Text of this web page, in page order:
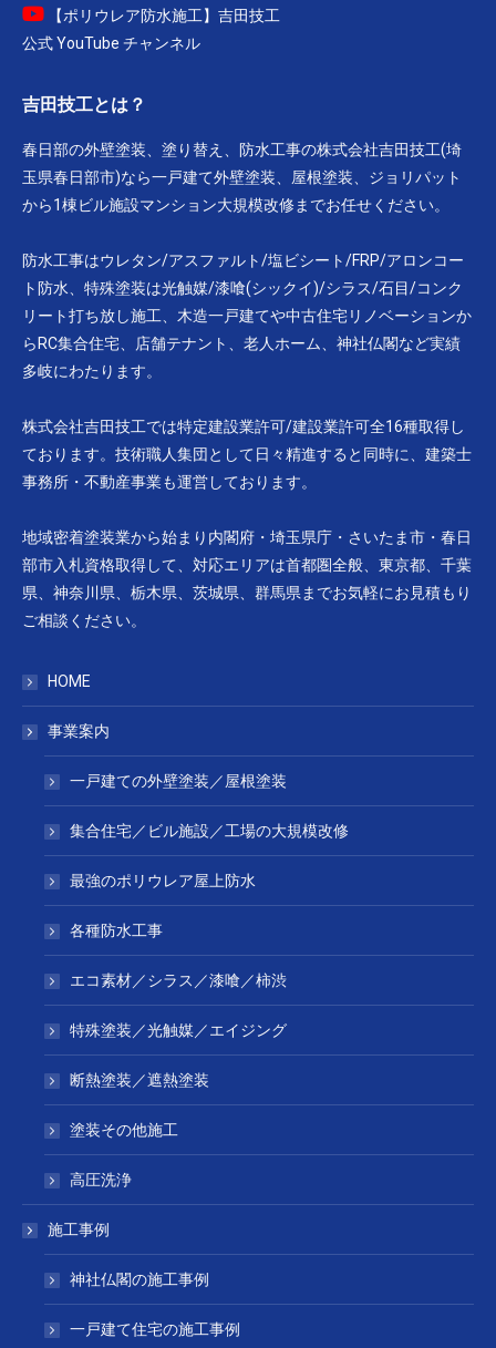
【ポリウレア防水施工】吉田技工
公式 YouTube チャンネル
吉田技工とは？
春日部の外壁塗装、塗り替え、防水工事の株式会社吉田技工(埼
玉県春日部市)なら一戸建て外壁塗装、屋根塗装、ジョリパット
から1棟ビル施設マンション大規模改修までお任せください。
防水工事はウレタン/アスファルト/塩ビシート/FRP/アロンコー
ト防水、特殊塗装は光触媒/漆喰(シックイ)/シラス/石目/コンク
リート打ち放し施工、木造一戸建てや中古住宅リノベーションか
らRC集合住宅、店舗テナント、老人ホーム、神社仏閣など実績
多岐にわたります。
株式会社吉田技工では特定建設業許可/建設業許可全16種取得し
ております。技術職人集団として日々精進すると同時に、建築士
事務所・不動産事業も運営しております。
地域密着塗装業から始まり内閣府・埼玉県庁・さいたま市・春日
部市入札資格取得して、対応エリアは首都圏全般、東京都、千葉
県、神奈川県、栃木県、茨城県、群馬県までお気軽にお見積もり
ご相談ください。
HOME
事業案内
一戸建ての外壁塗装／屋根塗装
集合住宅／ビル施設／工場の大規模改修
最強のポリウレア屋上防水
各種防水工事
エコ素材／シラス／漆喰／柿渋
特殊塗装／光触媒／エイジング
断熱塗装／遮熱塗装
塗装その他施工
高圧洗浄
施工事例
神社仏閣の施工事例
一戸建て住宅の施工事例